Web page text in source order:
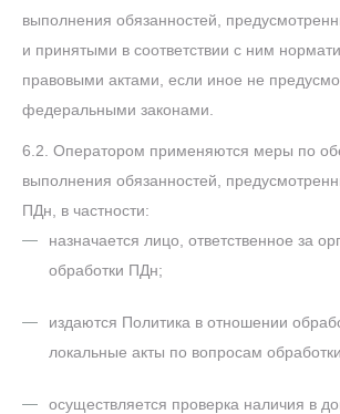
выполнения обязанностей,
и принятыми в соответствии с ним
правовыми актами, если иное не
федеральными законами.
6.2. Оператором применяются меры по
выполнения обязанностей,
ПДн, в частности:
назначается лицо, ответственное за
обработки ПДн;
издаются Политика в отношении
локальные акты по вопросам
осуществляется проверка наличия в